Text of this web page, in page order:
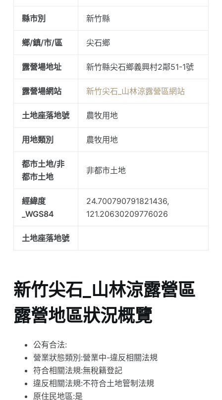
縣市別 新竹縣
鄉/鎮/市/區 尖石鄉
露營場地址 新竹縣尖石鄉義興村2鄰51-1號
露營場網站 新竹尖石_山林涼露營區網站
土地座落地號 農牧用地
用地類別 農牧用地
都市土地/非
都市土地
非都市土地
經緯度
_WGS84
24.700790791821436,
121.20630209776026
土地座落地號
新竹尖石_山林涼露營區
露營地區狀況概覽
公有合法:
營業狀態類別:營業中-違反相關法規
符合相關法規:無稅籍登記
違反相關法規:不符合土地管制法規
原住民地區:是